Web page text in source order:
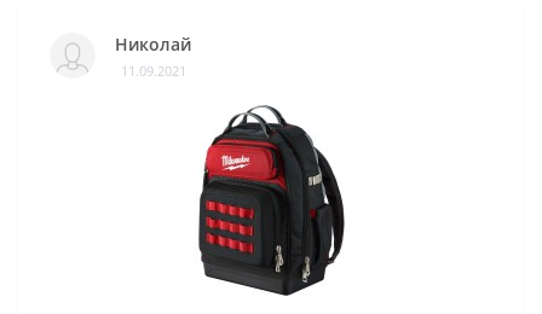
Николай
11.09.2021